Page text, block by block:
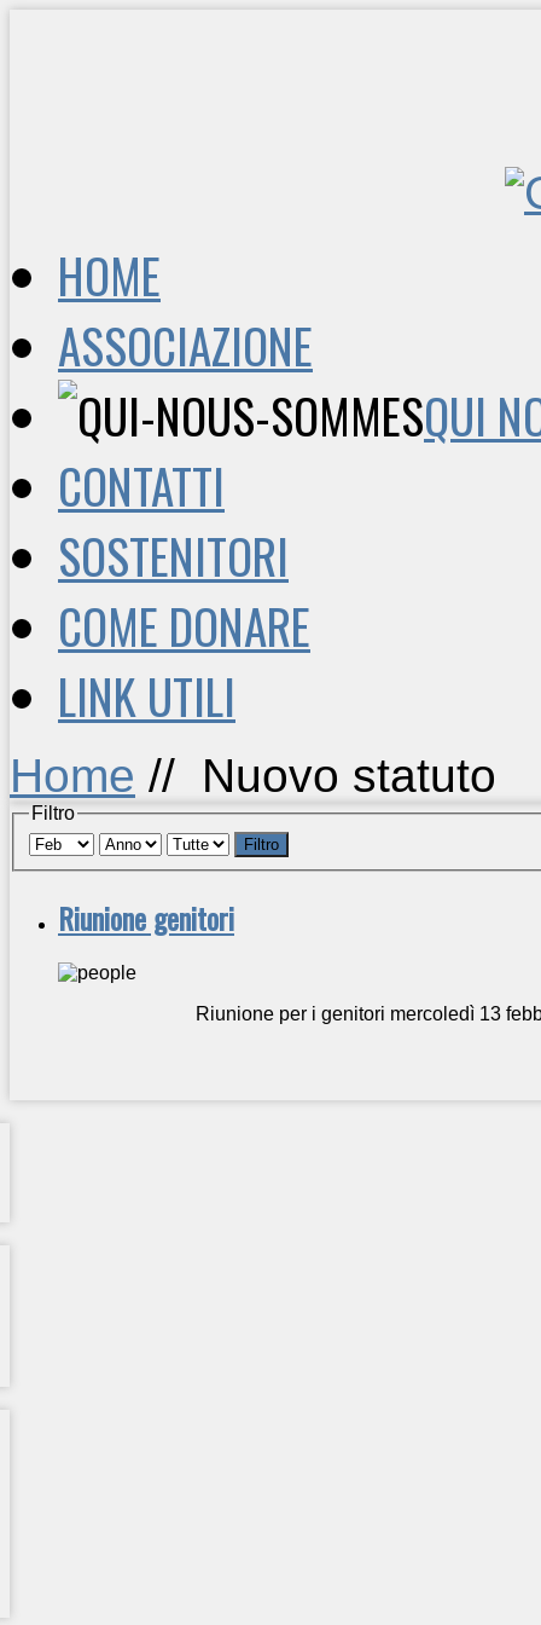
HOME
ASSOCIAZIONE
QUI
CONTATTI
SOSTENITORI
COME DONARE
LINK UTILI
Home // Nuovo statuto
Filtro
Filtro
Riunione genitori
Riunione per i genitori mercoledì 13